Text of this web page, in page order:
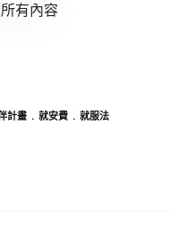
有內容
計畫 就安費 就服法